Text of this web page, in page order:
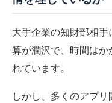
大手企業の知財部相
算が潤沢で、時間は
れています。
しかし、多くのアプ